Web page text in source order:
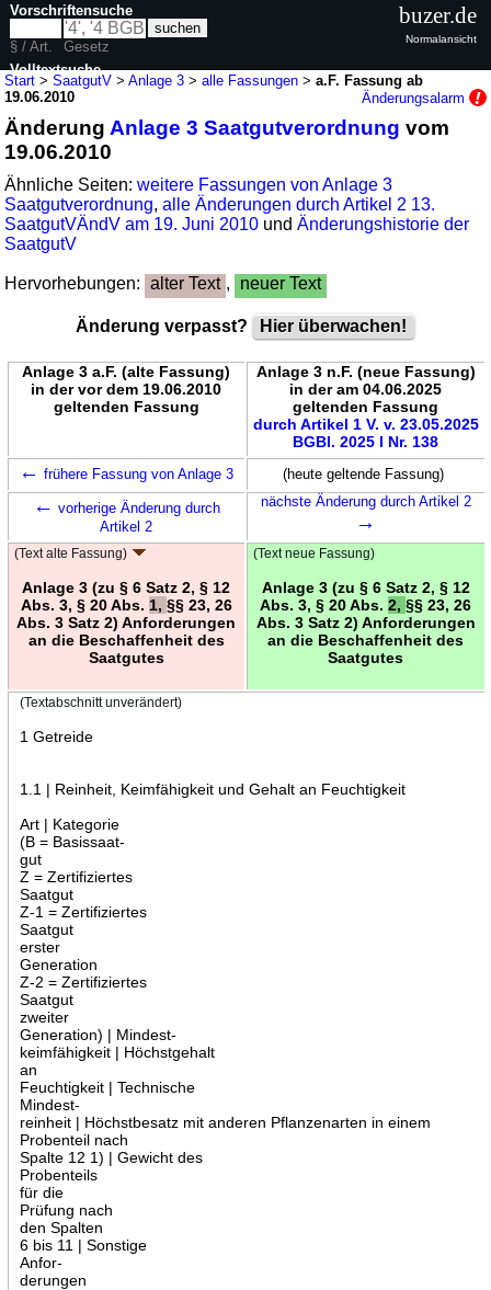
Start >SaatgutV >Anlage 3 >alle Fassungen >a.F. Fassung ab
19.06.2010
Änderungsalarm
Änderung Anlage 3 Saatgutverordnung vom
19.06.2010
Ähnliche Seiten:weitere Fassungen von Anlage 3
Saatgutverordnung,alle Änderungen durch Artikel 2 13.
SaatgutVÄndV am 19. Juni 2010 undÄnderungshistorie der
SaatgutV
Hervorhebungen: alter Text , neuer Text
Änderung verpasst? Hier überwachen!
Anlage 3 a.F. (alte Fassung)
in der vor dem 19.06.2010
geltenden Fassung
Anlage 3 n.F. (neue Fassung)
in der am 04.06.2025
geltenden Fassung
durch Artikel 1 V. v. 23.05.2025
BGBl. 2025 I Nr. 138
← frühere Fassung von Anlage 3 (heute geltende Fassung)
← vorherige Änderung durch
Artikel 2
nächste Änderung durch Artikel 2
→
(Text alte Fassung)
Anlage 3 (zu § 6 Satz 2, § 12
Abs. 3, § 20 Abs. 1, §§ 23, 26
Abs. 3 Satz 2) Anforderungen
an die Beschaffenheit des
Saatgutes
(Text neue Fassung)
Anlage 3 (zu § 6 Satz 2, § 12
Abs. 3, § 20 Abs. 2, §§ 23, 26
Abs. 3 Satz 2) Anforderungen
an die Beschaffenheit des
Saatgutes
(Textabschnitt unverändert)
1 Getreide
1.1 | Reinheit, Keimfähigkeit und Gehalt an Feuchtigkeit
Art | Kategorie
(B = Basissaat-
gut
Z = Zertifiziertes
Saatgut
Z-1 = Zertifiziertes
Saatgut
erster
Generation
Z-2 = Zertifiziertes
Saatgut
zweiter
Generation) | Mindest-
keimfähigkeit | Höchstgehalt
an
Feuchtigkeit | Technische
Mindest-
reinheit | Höchstbesatz mit anderen Pflanzenarten in einem
Probenteil nach
Spalte 12 1) | Gewicht des
Probenteils
für die
Prüfung nach
den Spalten
6 bis 11 | Sonstige
Anfor-
derungen
Vorschriftensuche
§ / Art.
Gesetz
Volltextsuche
buzer.de
Normalansicht